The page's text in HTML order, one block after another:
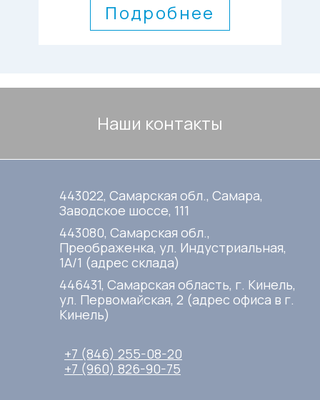
Подробнее
Наши контакты
443022, Самарская обл., Самара,
Заводское шоссе, 111
443080, Самарская обл.,
Преображенка, ул. Индустриальная,
1А/1 (адрес склада)
446431, Самарская область, г. Кинель,
ул. Первомайская, 2 (адрес офиса в г.
Кинель)
+7 (846) 255-08-20
+7 (960) 826-90-75